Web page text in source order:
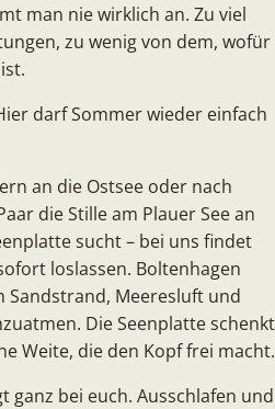
man nie wirklich an. Zu viel
zu wenig von dem, wofür
darf Sommer wieder einfach
an die Ostsee oder nach
die Stille am Plauer See an
sucht – bei uns findet
loslassen. Boltenhagen
Sandstrand, Meeresluft und
Die Seenplatte schenkt
Weite, die den Kopf frei macht.
ganz bei euch. Ausschlafen und